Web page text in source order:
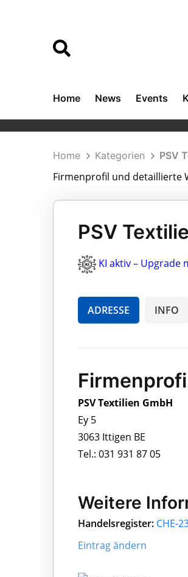
Home News Events
Home Kategorien PSV
Firmenprofil und detaillierte
PSV
KI aktiv – Upgrade
ADRESSE INFO
PSV Textilien GmbH
Ey 5
3063 Ittigen BE
Tel.: 031 931 87 05
Weitere
Handelsregister: CHE-
Eintrag ändern